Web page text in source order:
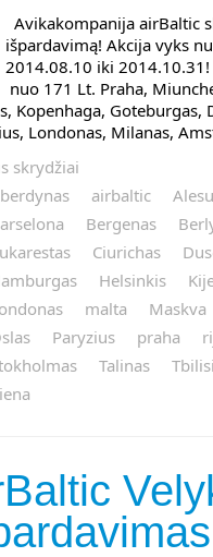
Avikakompanija airBaltic
išpardavimą! Akcija vyks
2014.08.10 iki
nuo 171 Lt. Praha,
Kopenhaga, Goteburgas,
Londonas, Milanas,
skrydžiai
airbaltic
Bergenas
Ciurichas
Helsinkis
malta Maskva
Paryzius praha
Talinas